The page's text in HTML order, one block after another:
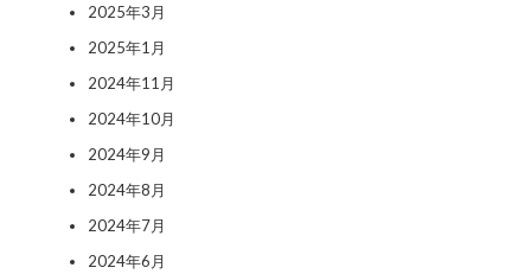
2025年3月
2025年1月
2024年11月
2024年10月
2024年9月
2024年8月
2024年7月
2024年6月